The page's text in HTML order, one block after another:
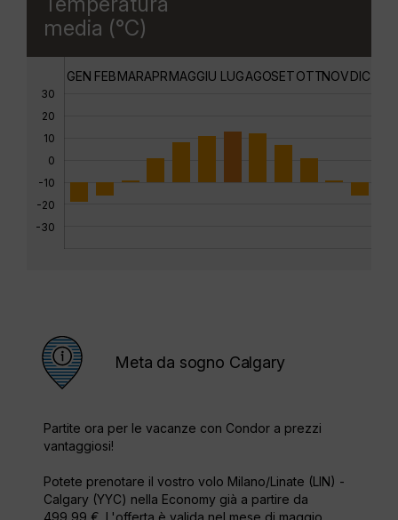
media (°C)
30
20
10
0
-10
-20
-30
GEN FEBMARAPRMAGGIU LUGAGOSETOTTNOVDIC
Meta da sogno Calgary
Partite ora per le vacanze con Condor a prezzi
vantaggiosi!
Potete prenotare il vostro volo Milano/Linate (LIN) -
Calgary (YYC) nella Economy già a partire da
499,99 €. L'offerta è valida nel mese di maggio